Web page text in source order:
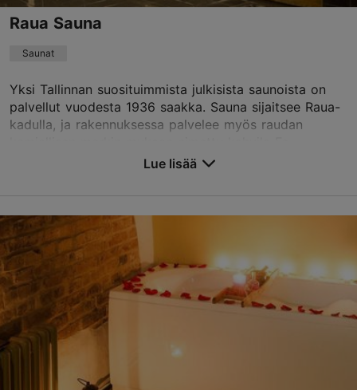
Lue ja kirjoita kommentteja TripAdvisorissa
Raua Sauna
Saunat
Yksi Tallinnan suosituimmista julkisista saunoista on
palvellut vuodesta 1936 saakka. Sauna sijaitsee Raua-
kadulla, ja rakennuksessa palvelee myös raudan
Raua tn 23, Tallinn
Keskusta
info@rauasaun.ee
+372 622 9495
Lue lisää